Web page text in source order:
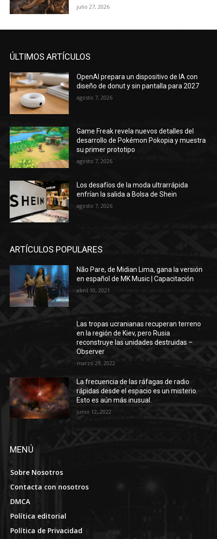
julio 27, 2026
ÚLTIMOS ARTÍCULOS
OpenAI prepara un dispositivo de IA con
diseño de donut y sin pantalla para 2027
agosto 7, 2026
Game Freak revela nuevos detalles del
desarrollo de Pokémon Pokopia y muestra
su primer prototipo
agosto 7, 2026
Los desafíos de la moda ultrarrápida
enfrían la salida a Bolsa de Shein
agosto 7, 2026
ARTÍCULOS POPULARES
Não Pare, de Midian Lima, gana la versión
en español de MK Music | Capacitación
abril 10, 2021
Las tropas ucranianas recuperan terreno
en la región de Kiev, pero Rusia
reconstruye las unidades destruidas –
Observer
marzo 29, 2022
La frecuencia de las ráfagas de radio
rápidas desde el espacio es un misterio.
Esto es aún más inusual.
junio 12, 2022
MENÚ
Sobre Nosotros
Contacta con nosotros
DMCA
Política editorial
Política de Privacidad